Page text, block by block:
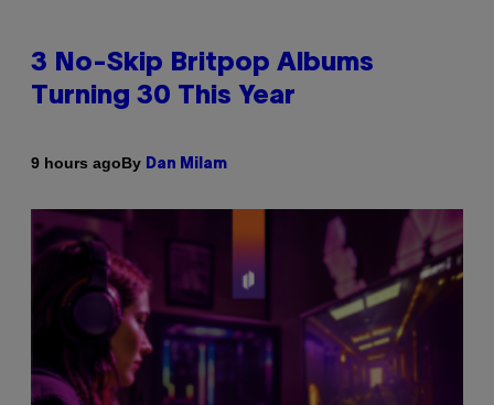
3 No-Skip Britpop Albums
Turning 30 This Year
9 hours agoBy Dan Milam